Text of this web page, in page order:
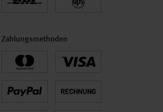
Zahlungsmethoden